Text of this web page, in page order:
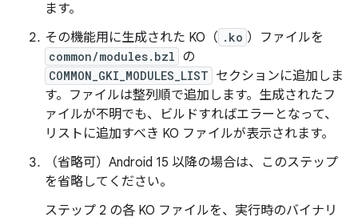
ます。
その機能用に生成された KO（ .ko ）ファイルを
common/modules.bzl の
COMMON_GKI_MODULES_LIST セクションに追加しま
す。ファイルは整列順で追加します。生成されたフ
ァイルが不明でも、ビルドすればエラーとなって、
リストに追加すべき KO ファイルが表示されます。
（省略可）Android 15 以降の場合は、このステップ
を省略してください。
ステップ 2 の各 KO ファイルを、実行時のバイナリ